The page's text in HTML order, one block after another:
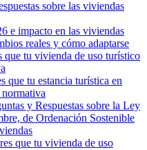
sobre las viviendas
e impacto en las viviendas
reales y cómo adaptarse
tu vivienda de uso turístico
tu estancia turística en
y Respuestas sobre la Ley
de Ordenación Sostenible
que tu vivienda de uso